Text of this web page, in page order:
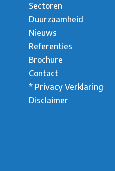
Sectoren
Duurzaamheid
Nieuws
Referenties
Brochure
Contact
* Privacy Verklaring
Disclaimer